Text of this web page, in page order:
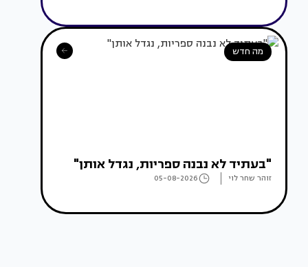
מה חדש
"בעתיד לא נבנה ספריות, נגדל אותן"
זוהר שחר לוי 05-08-2026